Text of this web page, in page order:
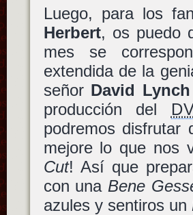
Luego, para los
Herbert, os puedo
mes se
extendida de la
señor David Lynch
producción del
podremos disfrutar
mejore lo que nos
Cut! Así que
con una Bene
azules y sentiros un